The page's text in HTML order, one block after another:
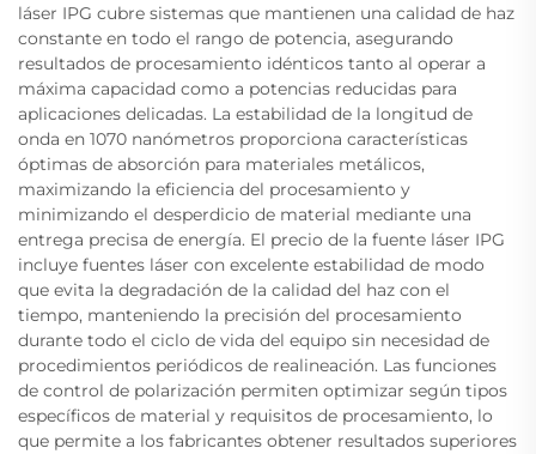
láser IPG cubre sistemas que mantienen una calidad de haz
constante en todo el rango de potencia, asegurando
resultados de procesamiento idénticos tanto al operar a
máxima capacidad como a potencias reducidas para
aplicaciones delicadas. La estabilidad de la longitud de
onda en 1070 nanómetros proporciona características
óptimas de absorción para materiales metálicos,
maximizando la eficiencia del procesamiento y
minimizando el desperdicio de material mediante una
entrega precisa de energía. El precio de la fuente láser IPG
incluye fuentes láser con excelente estabilidad de modo
que evita la degradación de la calidad del haz con el
tiempo, manteniendo la precisión del procesamiento
durante todo el ciclo de vida del equipo sin necesidad de
procedimientos periódicos de realineación. Las funciones
de control de polarización permiten optimizar según tipos
específicos de material y requisitos de procesamiento, lo
que permite a los fabricantes obtener resultados superiores